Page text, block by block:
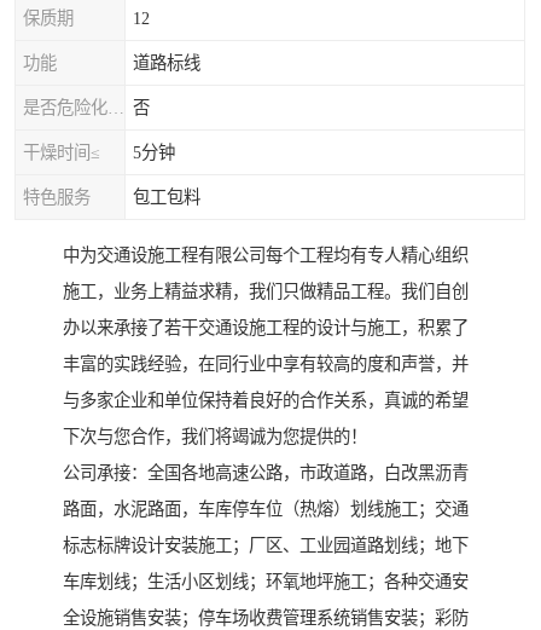
保质期 12
功能 道路标线
否
干燥时间≤ 5分钟
特色服务 包工包料
中为交通设施工程有限公司每个工程均有专人精心组织
施工，业务上精益求精，我们只做精品工程。我们自创
办以来承接了若干交通设施工程的设计与施工，积累了
丰富的实践经验，在同行业中享有较高的度和声誉，并
与多家企业和单位保持着良好的合作关系，真诚的希望
下次与您合作，我们将竭诚为您提供的！
公司承接：全国各地高速公路，市政道路，白改黑沥青
路面，水泥路面，车库停车位（热熔）划线施工；交通
标志标牌设计安装施工；厂区、工业园道路划线；地下
车库划线；生活小区划线；环氧地坪施工；各种交通安
全设施销售安装；停车场收费管理系统销售安装；彩防